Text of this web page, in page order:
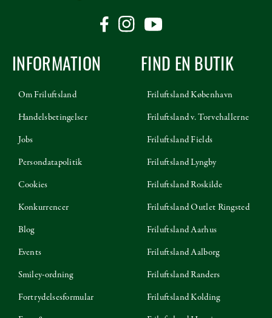
INFORMATION
Om Friluftsland
Handelsbetingelser
Jobs
Persondatapolitik
Cookies
Konkurrencer
Blog
Events
Smiley-ordning
Fortrydelsesformular
FIND EN BUTIK
Friluftsland København
Friluftsland v. Torvehallerne
Friluftsland Fields
Friluftsland Lyngby
Friluftsland Roskilde
Friluftsland Outlet Ringsted
Friluftsland Aarhus
Friluftsland Aalborg
Friluftsland Randers
Friluftsland Kolding